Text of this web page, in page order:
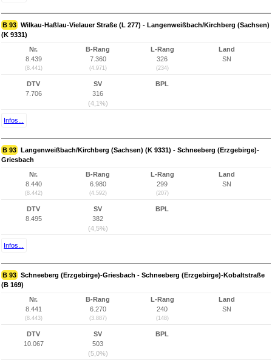
B 93 Wilkau-Haßlau-Vielauer Straße (L 277) - Langenweißbach/Kirchberg (Sachsen)
(K 9331)
Nr.
8.439
(8.441)
B-Rang
7.360
(4.971)
L-Rang
326
(234)
Land
SN
DTV
7.706
SV
316
(4,1%)
BPL
Infos...
B 93 Langenweißbach/Kirchberg (Sachsen) (K 9331) - Schneeberg (Erzgebirge)-
Griesbach
Nr.
8.440
(8.442)
B-Rang
6.980
(4.592)
L-Rang
299
(207)
Land
SN
DTV
8.495
SV
382
(4,5%)
BPL
Infos...
B 93 Schneeberg (Erzgebirge)-Griesbach - Schneeberg (Erzgebirge)-Kobaltstraße
(B 169)
Nr.
8.441
(8.443)
B-Rang
6.270
(3.887)
L-Rang
240
(148)
Land
SN
DTV
10.067
SV
503
(5,0%)
BPL